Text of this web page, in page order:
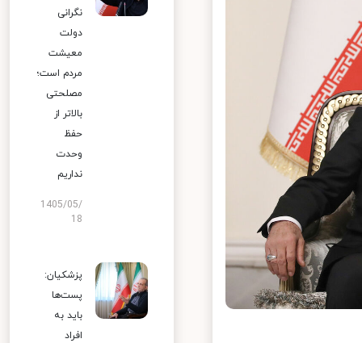
نگرانی
دولت
معیشت
مردم است؛
مصلحتی
بالاتر از
حفظ
وحدت
نداریم
1405/05/
18
پزشکیان:
پست‌ها
باید به
افراد